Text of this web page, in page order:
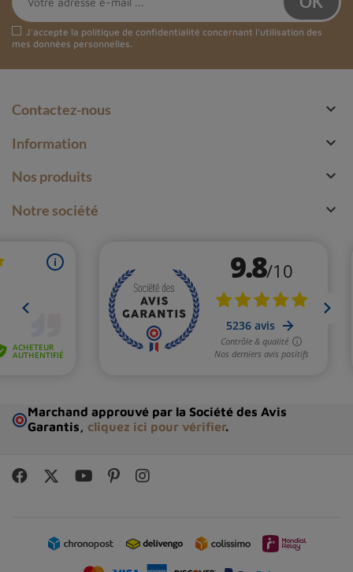
J'accepte la politique de confidentialité concernant l'utilisation des
mes données personnelles.
Contactez-nous 
Information 
Nos produits 
Notre société 
Marchand approuvé par la Société des Avis
Garantis, cliquez ici pour vérifier.